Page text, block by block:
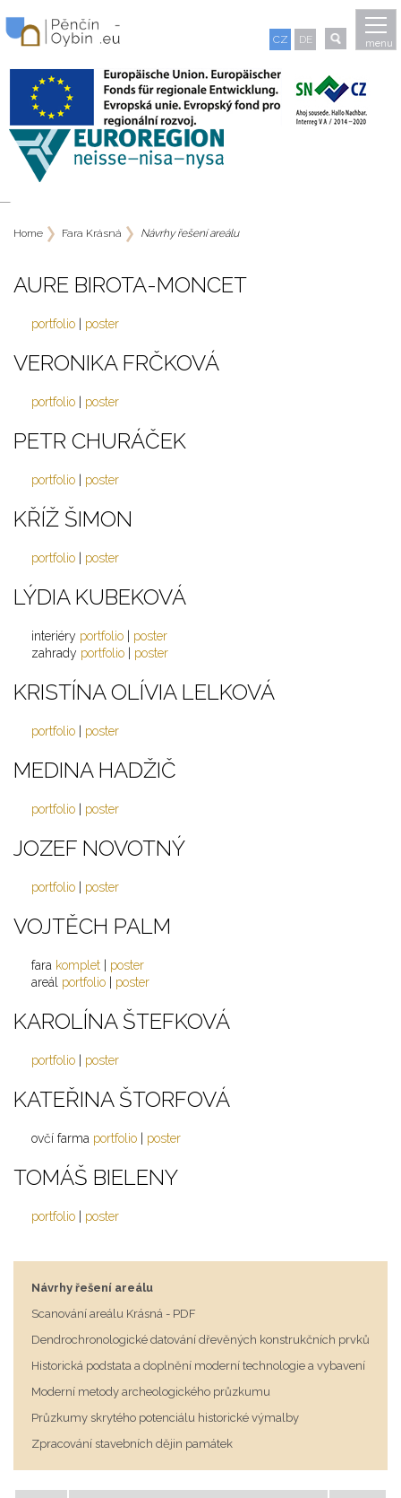
CZ DE menu
NÁVRHY ŘEŠENÍ AREÁLU
Home Fara Krásná Návrhy řešení areálu
AURE BIROTA-MONCET
portfolio poster
VERONIKA FRČKOVÁ
portfolio poster
PETR CHURÁČEK
portfolio poster
KŘÍŽ ŠIMON
portfolio poster
LÝDIA KUBEKOVÁ
interiéry portfolio
poster
zahrady portfolio poster
KRISTÍNA OLÍVIA LELKOVÁ
portfolio poster
MEDINA HADŽIČ
portfolio poster
JOZEF NOVOTNÝ
portfolio poster
VOJTĚCH PALM
fara komplet
poster
areál portfolio poster
KAROLÍNA ŠTEFKOVÁ
portfolio poster
KATEŘINA ŠTORFOVÁ
ovčí farma portfolio poster
TOMÁŠ BIELENY
portfolio poster
Návrhy řešení areálu
Scanování areálu Krásná - PDF
Dendrochronologické datování dřevěných konstrukčních prvků
Historická podstata a doplnění moderní technologie a vybavení
Moderní metody archeologického průzkumu
Průzkumy skrytého potenciálu historické výmalby
Zpracování stavebních dějin památek